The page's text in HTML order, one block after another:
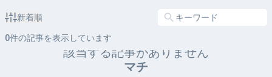
新着順
0件の記事を表示しています
該当する記事がありません
マチ